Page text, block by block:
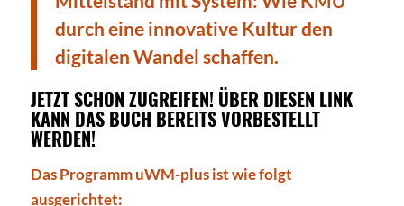
durch eine innovative Kultur den
digitalen Wandel schaffen.
JETZT SCHON ZUGREIFEN! ÜBER DIESEN LINK
KANN DAS BUCH BEREITS VORBESTELLT
WERDEN!
Das Programm uWM-plus ist wie folgt
ausgerichtet: